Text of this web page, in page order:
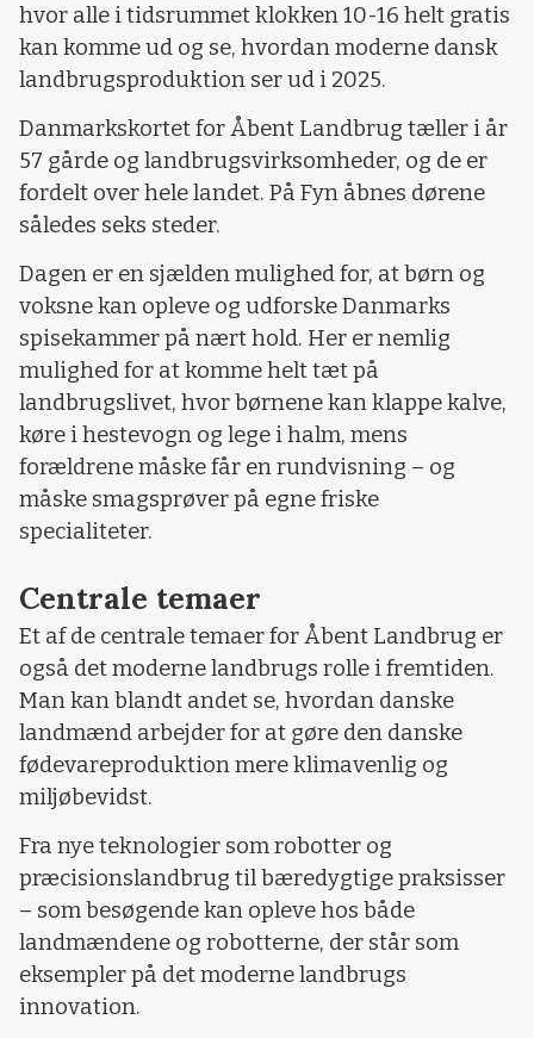
hvor alle i tidsrummet klokken 10-16 helt gratis
kan komme ud og se, hvordan moderne dansk
landbrugsproduktion ser ud i 2025.
Danmarkskortet for Åbent Landbrug tæller i år
57 gårde og landbrugsvirksomheder, og de er
fordelt over hele landet. På Fyn åbnes dørene
således seks steder.
Dagen er en sjælden mulighed for, at børn og
voksne kan opleve og udforske Danmarks
spisekammer på nært hold. Her er nemlig
mulighed for at komme helt tæt på
landbrugslivet, hvor børnene kan klappe kalve,
køre i hestevogn og lege i halm, mens
forældrene måske får en rundvisning – og
måske smagsprøver på egne friske
specialiteter.
Centrale temaer
Et af de centrale temaer for Åbent Landbrug er
også det moderne landbrugs rolle i fremtiden.
Man kan blandt andet se, hvordan danske
landmænd arbejder for at gøre den danske
fødevareproduktion mere klimavenlig og
miljøbevidst.
Fra nye teknologier som robotter og
præcisionslandbrug til bæredygtige praksisser
– som besøgende kan opleve hos både
landmændene og robotterne, der står som
eksempler på det moderne landbrugs
innovation.